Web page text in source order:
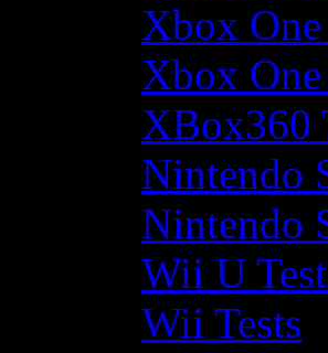
Xbox
Xbox One
XBox360
Nintendo
Nintendo
Wii U
Wii Tests